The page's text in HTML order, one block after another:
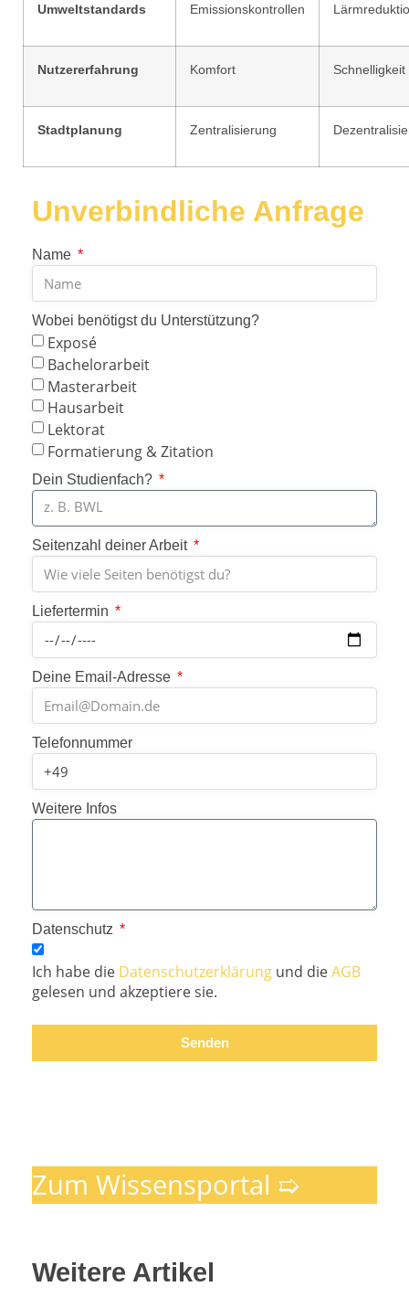
Umweltstandards Emissionskontrollen
Nutzererfahrung Komfort Schnelligkeit
Stadtplanung Zentralisierung
Unverbindliche Anfrage
Name
Wobei benötigst du Unterstützung?
Exposé
Bachelorarbeit
Masterarbeit
Hausarbeit
Lektorat
Formatierung & Zitation
Dein Studienfach?
Seitenzahl deiner Arbeit
Liefertermin
Deine Email-Adresse
Telefonnummer
Weitere Infos
Datenschutz
Ich habe die Datenschutzerklärung und dieAGB
gelesen und akzeptiere sie.
Senden
Zum Wissensportal ➯
Weitere Artikel